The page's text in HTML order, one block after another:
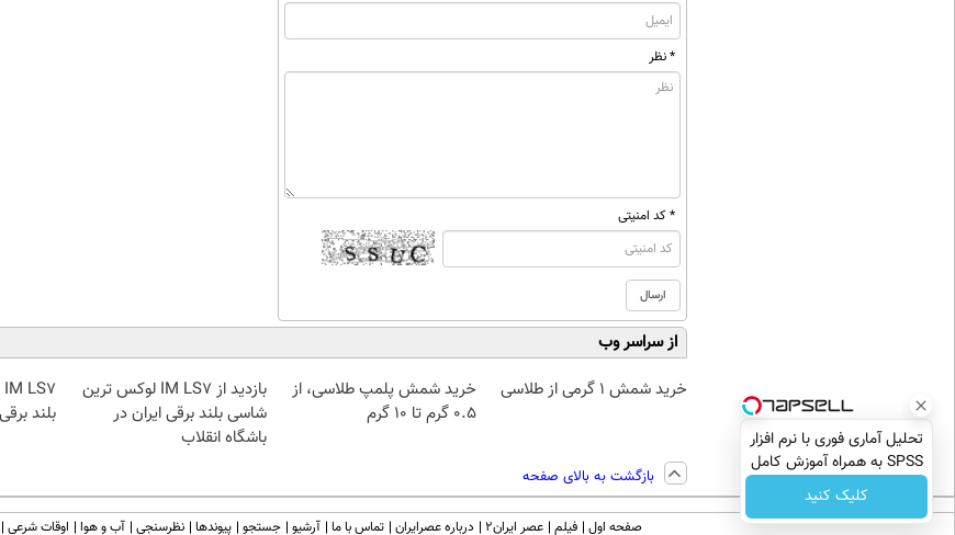
* نظر
* کد امنیتی
از سراسر وب
خرید شمش 1 گرمی از طلاسی
خرید شمش پلمپ طلاسی، از
۰.۵ گرم تا ۱۰ گرم
بازدید از IM LS7 لوکس ترین
شاسی بلند برقی ایران در
باشگاه انقلاب
بلند
بازگشت به بالای صفحه
تحلیل آماری فوری با نرم افزار
SPSS به همراه آموزش کامل
حتی یک روزه !!
کلیک کنید
صفحه اول فیلم عصر ایران۲ درباره عصرایران تماس با ما آرشیو جستجو پیوندها نظرسنجی آب و هوا اوقات شرعی